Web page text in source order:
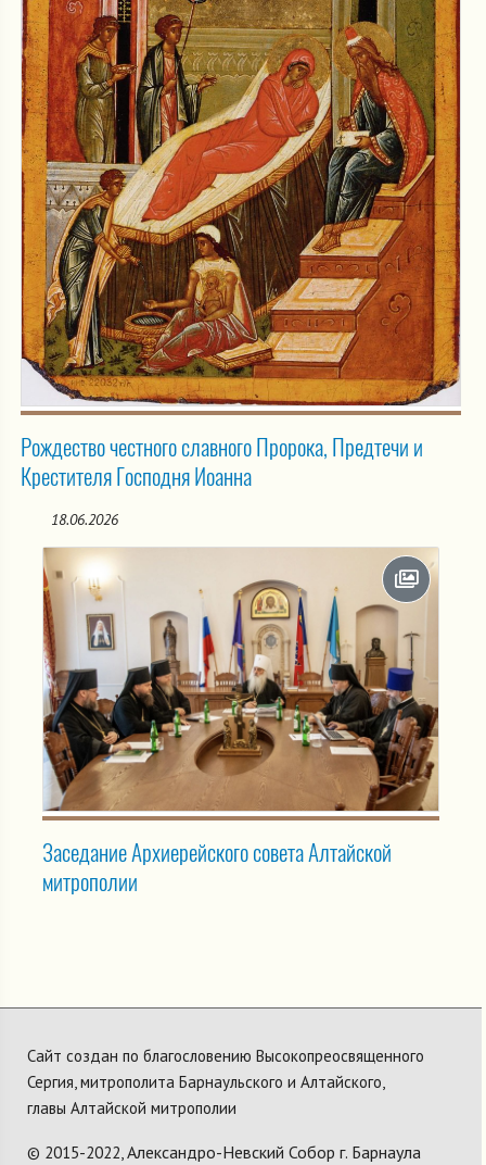
Рождество честного славного Пророка, Предтечи и
Крестителя Господня Иоанна
18.06.2026
Заседание Архиерейского совета Алтайской
митрополии
Сайт создан по благословению Высокопреосвященного
Сергия, митрополита Барнаульского и Алтайского,
главы Алтайской митрополии
© 2015-2022, Александро-Невский Собор г. Барнаула